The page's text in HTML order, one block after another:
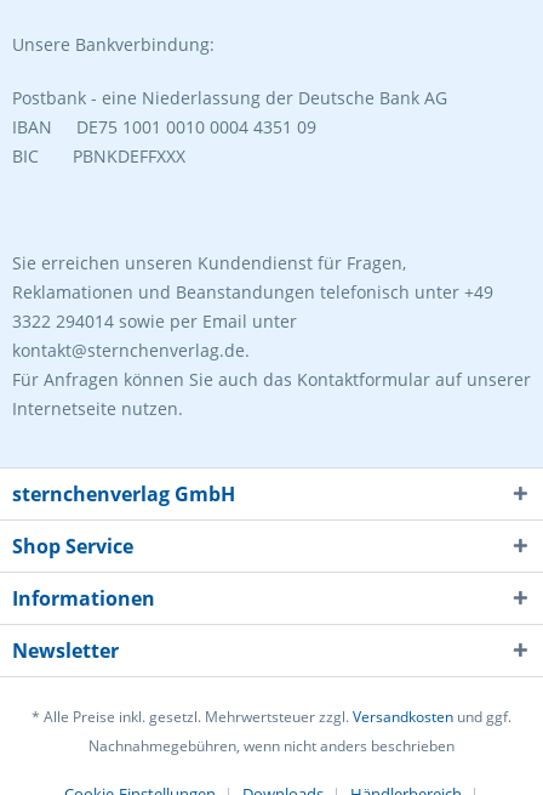
Unsere Bankverbindung:
Postbank - eine Niederlassung der Deutsche Bank AG
IBAN DE75 1001 0010 0004 4351 09
BIC PBNKDEFFXXX
Sie erreichen unseren Kundendienst für Fragen,
Reklamationen und Beanstandungen telefonisch unter +49
3322 294014 sowie per Email unter
kontakt@sternchenverlag.de.
Für Anfragen können Sie auch das Kontaktformular auf unserer
Internetseite nutzen.
sternchenverlag GmbH
Shop Service
Informationen
Newsletter
* Alle Preise inkl. gesetzl. Mehrwertsteuer zzgl.Versandkosten und ggf.
Nachnahmegebühren, wenn nicht anders beschrieben